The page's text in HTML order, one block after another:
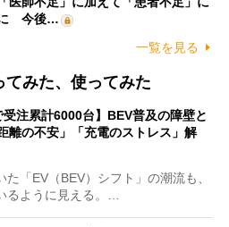
に 今後…
一覧を見る
みた、使ってみた
受注累計6000台】BEV普及の障壁と
離の不安」「充電のストレス」解
「EV（BEV）シフト」の潮流も、
るように見える。…